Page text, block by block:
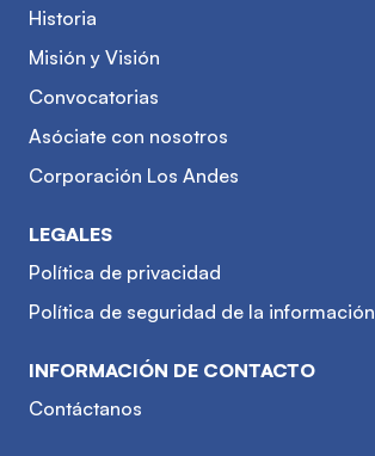
Historia
Misión y Visión
Convocatorias
Asóciate con nosotros
Corporación Los Andes
LEGALES
Política de privacidad
Política de seguridad de la información
INFORMACIÓN DE CONTACTO
Contáctanos